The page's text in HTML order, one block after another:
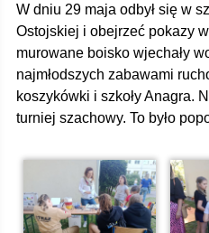
W dniu 29 maja odbył się w
Ostojskiej i obejrzeć pokazy
murowane boisko wjechały
najmłodszych zabawami
koszykówki i szkoły Anagra.
turniej szachowy. To było